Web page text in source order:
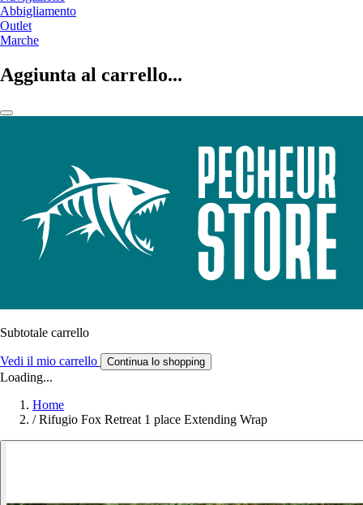
Abbigliamento
Outlet
Marche
Aggiunta al carrello...
Subtotale carrello
Vedi il mio carrello Continua lo shopping
Loading...
Home
/ Rifugio Fox Retreat 1 place Extending Wrap